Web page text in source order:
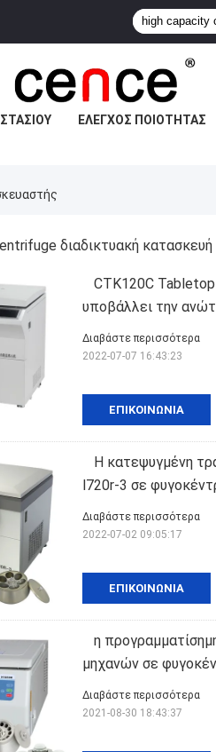
ΈΛΕΓΧΟΣ ΠΟΙΌΤΗΤΑΣ
διαδικτυακή κατασκευή
CTK120C
υποβάλλει την
ΕΠΙΚΟΙΝΩΝΊΑ
Διαβάστε περισσότερα
2022-07-07 16:43:23
Η κατεψυγμένη
l720r-3 σε
ΕΠΙΚΟΙΝΩΝΊΑ
Διαβάστε περισσότερα
2022-07-02 09:05:17
η
μηχανών σε
Διαβάστε περισσότερα
2021-08-30 18:43:37